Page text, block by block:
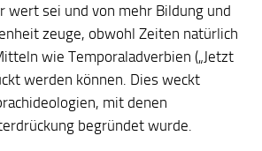
wert sei und von mehr Bildung und
zeuge, obwohl Zeiten natürlich
wie Temporaladverbien („Jetzt
werden können. Dies weckt
mit denen
begründet wurde.